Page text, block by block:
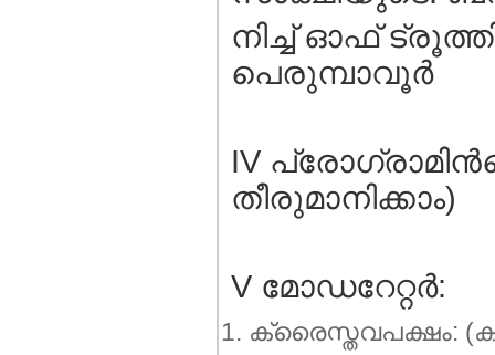
നിച്ച് ഓഫ്
പെരുമ്പാവൂര്‍
IV
തീരുമാനിക്കാം)
V മോഡറേറ്റര്‍:
ക്രൈസ്തവപക്ഷം: